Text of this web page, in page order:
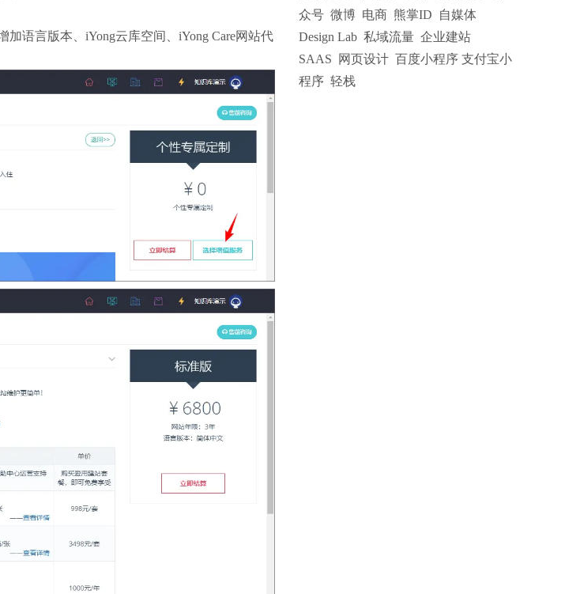
加语言版本、iYong云库空间、iYong Care网站代
众号 微博 电商 熊掌ID
自媒体
Design Lab 私域流量 企业建站
SAAS
网页设计 百度小程序 支付宝小
程序 轻栈